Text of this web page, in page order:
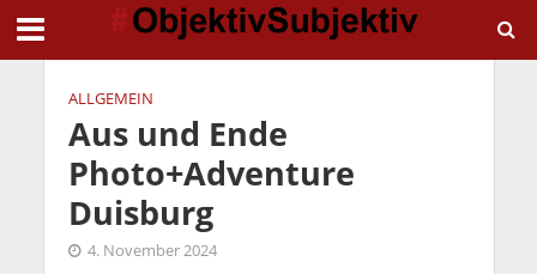
ALLGEMEIN
Aus und Ende
Photo+Adventure
Duisburg
4. November 2024